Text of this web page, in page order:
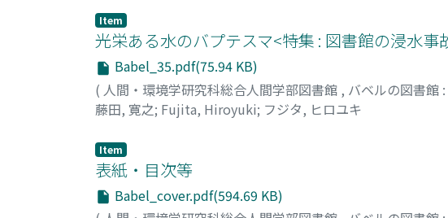
Item
光栄ある水のバプテスマ<特集 : 図書館の浸水事
Babel_35.pdf(75.94 KB)
( 人間・環境学研究科総合人間学部図書館 , バベルの図書館
藤田, 寛之; Fujita, Hiroyuki; フジタ, ヒロユキ
Item
表紙・目次等
Babel_cover.pdf(594.69 KB)